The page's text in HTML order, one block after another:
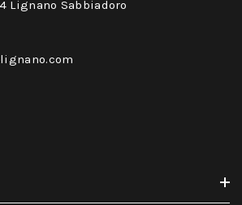
Lignano Sabbiadoro